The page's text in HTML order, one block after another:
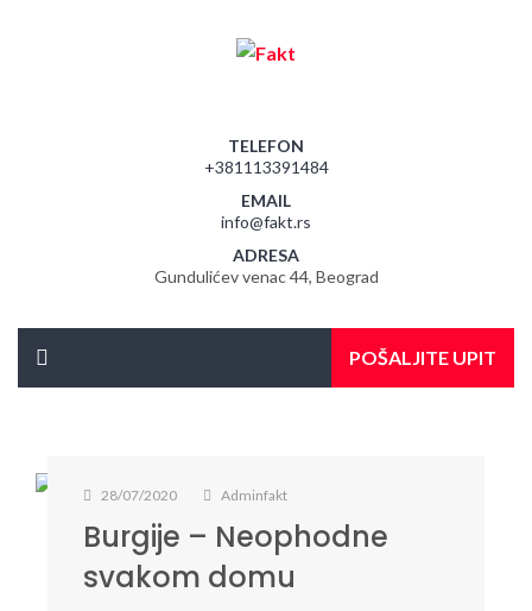
TELEFON
+381113391484
EMAIL
info@fakt.rs
ADRESA
Gundulićev venac 44, Beograd
POŠALJITE UPIT
28/07/2020 Adminfakt
Burgije – Neophodne
svakom domu